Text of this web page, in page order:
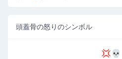
頭蓋骨の怒りのシンボル
💢💀